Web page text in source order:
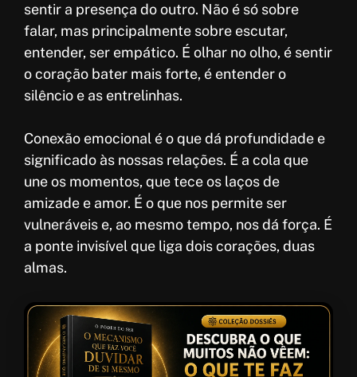
sentir a presença do outro. Não é só sobre
falar, mas principalmente sobre escutar,
entender, ser empático. É olhar no olho, é sentir
o coração bater mais forte, é entender o
silêncio e as entrelinhas.
Conexão emocional é o que dá profundidade e
significado às nossas relações. É a cola que
une os momentos, que tece os laços de
amizade e amor. É o que nos permite ser
vulneráveis e, ao mesmo tempo, nos dá força. É
a ponte invisível que liga dois corações, duas
almas.